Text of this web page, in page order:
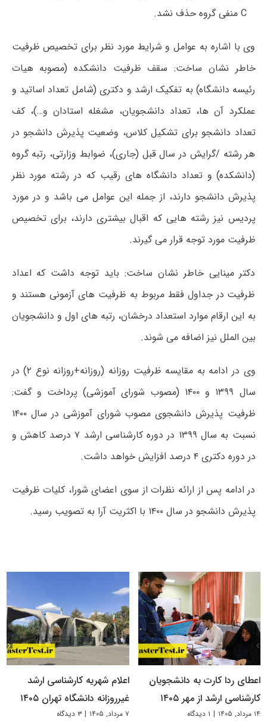
C منفی گروه حذف نشد.
وی با اشاره به عوامل و شرایط مورد نظر برای تخصیص ظرفیت
خاطر نشان ساخت: سقف ظرفیت دانشکده (مصوبه هیات
رئیسه دانشگاه) به تفکیک ارشد و دکتری (شامل تعداد اساتید و
عملکرد آن ها، تعداد دانشجویان، مشغله استادان و…)، کف
تعداد دانشجو برای تشکیل کلاس، وضعیت پذیرش دانشجو در
هر رشته /گرایش در سال قبل (جاری)، ضوابط وزارتی، رتبه گروه
(دانشکده) و تعداد دانشگاه های رقیب که در رشته مورد نظر
پذیرش دانشجو دارند، از جمله این عوامل می باشد و در مورد
پردیس نیز رشته هایی که اقبال بیشتری دارند، برای تخصیص
ظرفیت مورد توجه قرار می گیرند.
دکتر مینایی خاطر نشان ساخت: باید توجه داشت که اعداد
ظرفیت در جداول فقط مربوط به ظرفیت های آزمونی هستند و
به این ارقام موارد استعداد درخشان، رتبه های اول و دانشجویان
بین الملل نیز اضافه می شوند.
وی در ادامه به مقایسه ظرفیت روزانه (روزانه+روزانه نوع ۲) در
سال ۱۳۹۹ و ۱۴۰۰ (مصوب شورای آموزشی) پرداخت و گفت:
ظرفیت پذیرش دانشجوی مصوب شورای آموزشی در سال ۱۴۰۰
نسبت به سال ۱۳۹۹ در دوره کارشناسی ارشد ۷ درصد کاهش و
در دوره دکتری ۴ درصد افزایش خواهد داشت.
در ادامه پس از ارائه نظرات از سوی اعضای شورا، کلیات ظرفیت
پذیرش دانشجو در سال ۱۴۰۰ با اکثریت آرا به تصویب رسید.
اعطای ردا کارت به دانشجویان
کارشناسی ارشد از مهر ۱۴۰۵
۱۴ مرداد, ۱۴۰۵ | ۱ دیدگاه
اعلام شهریه کارشناسی ارشد
غیرروزانه دانشگاه تهران ۱۴۰۵
۷ مرداد, ۱۴۰۵ | ۳ دیدگاه